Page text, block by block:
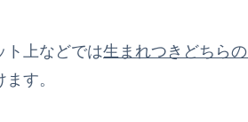
ト上などでは生まれつきどちらの
す。